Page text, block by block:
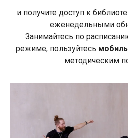
и получите доступ к
еженедельными
Занимайтесь по
режиме, пользуйтесь
методическим